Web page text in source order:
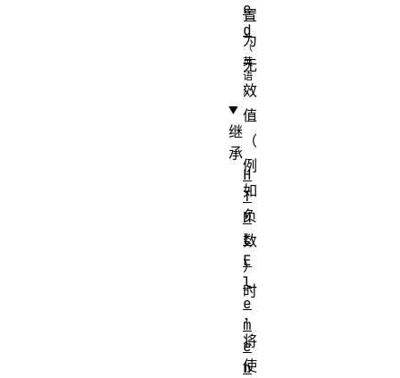
置
为
无
效
值
（
例
如
负
数
）
时
，
将
使
e
d
继
承
H
T
M
L
E
l
e
m
e
n